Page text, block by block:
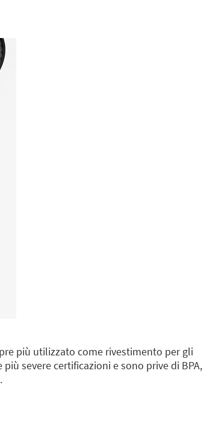
più utilizzato come rivestimento per gli
severe certificazioni e sono prive di BPA,